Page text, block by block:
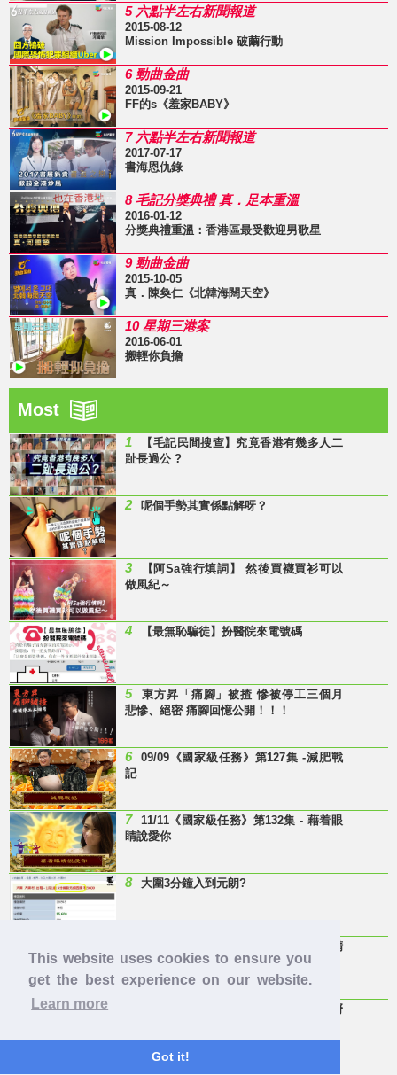
This website uses cookies to ensure you
get the best experience on our website.
Learn more
Got it!
5 六點半左右新聞報道
2015-08-12
Mission Impossible 破繭行動
6 勁曲金曲
2015-09-21
FF的s《羞家BABY》
7 六點半左右新聞報道
2017-07-17
書海恩仇錄
8 毛記分獎典禮 真．足本重溫
2016-01-12
分獎典禮重溫：香港區最受歡迎男歌星
9 勁曲金曲
2015-10-05
真．陳奐仁《北韓海闊天空》
10 星期三港案
2016-06-01
搬輕你負擔
Most
1
【毛記民間搜查】究竟香港有幾多人二
趾長過公 ?
2 呢個手勢其實係點解呀？
3
【阿Sa強行填詞】 然後買襪買衫可以
做風紀～
4 【最無恥騙徒】扮醫院來電號碼
5
東方昇「痛腳」被揸 慘被停工三個月
悲慘、絕密 痛腳回憶公開！！！
6
09/09《國家級任務》第127集 -減肥戰
記
7
11/11《國家級任務》第132集 - 藉着眼
睛說愛你
8 大圍3分鐘入到元朗?
Last Minute 迎接Baby雞精班！滴雞精
邊隻好？
【童年回憶】 有冇人記得呢兩隻嘢